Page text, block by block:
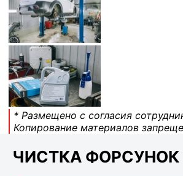
* Размещено с согласия
Копирование материалов
ЧИСТКА ФОРСУНОК